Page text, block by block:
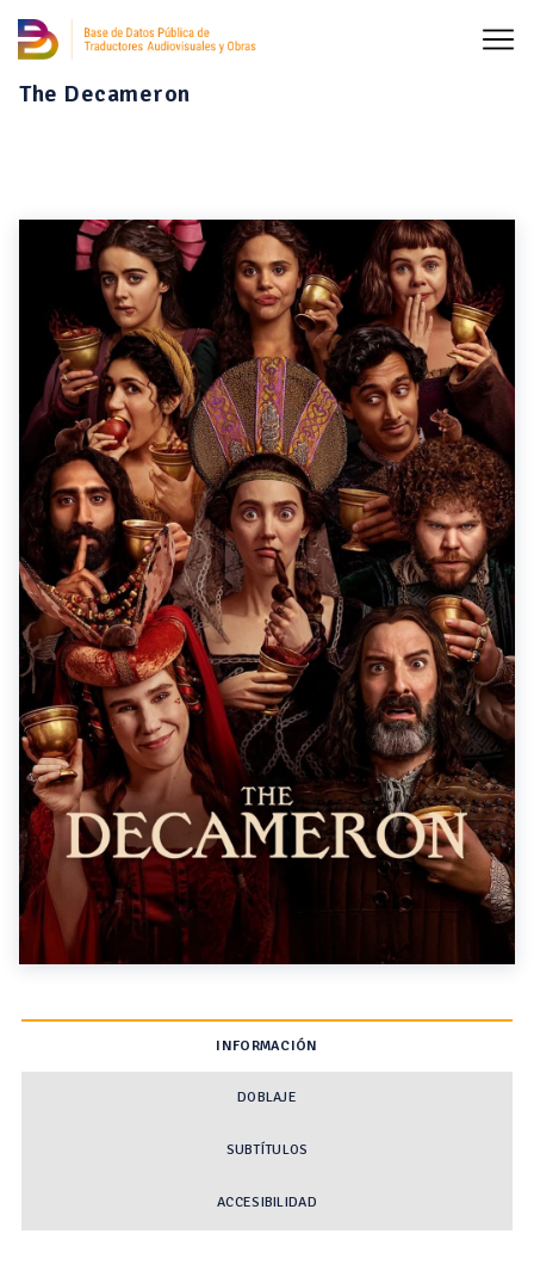
The Decameron
INFORMACIÓN
DOBLAJE
SUBTÍTULOS
ACCESIBILIDAD